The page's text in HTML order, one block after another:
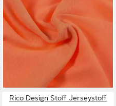
Stoff 1m Bündchenstoff
Schlauchware 35(70)cm breit
Meterware Jersey, orange
9,87 €
(9,87 €/ 1 m)
lieferbar - in 3-4 Werktagen bei dir
Rico Design Stoff Jerseystoff